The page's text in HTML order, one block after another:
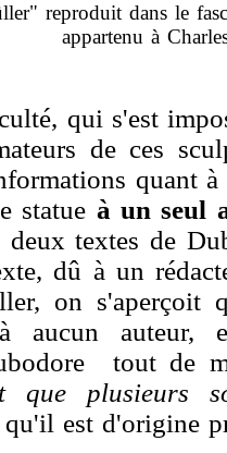
reproduit dans le
appartenu à
qui s'est
de ces
quant
statue à un seul
deux textes de
dû à un
on s'aperçoit
à aucun
tout de
que plusieurs
est d'origine